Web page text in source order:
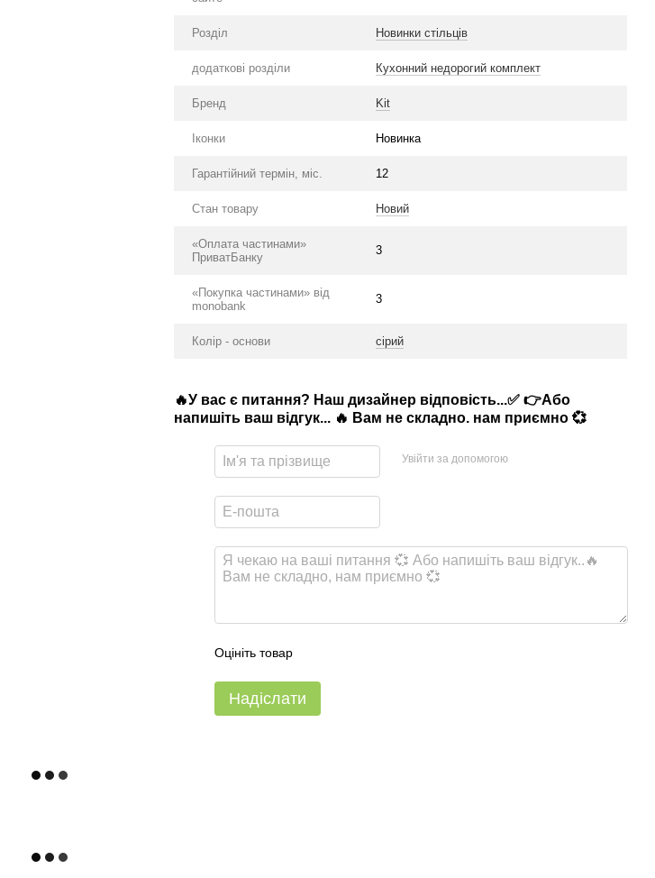
Розділ Новинки стільців
додаткові розділи Кухонний недорогий комплект
Бренд Kit
Іконки Новинка
Гарантійний термін, міс. 12
Стан товару Новий
«Оплата частинами»
ПриватБанку
3
«Покупка частинами» від
monobank
3
Колір - основи сірий
🔥У вас є питання? Наш дизайнер відповість...✅ 👉Або
напишіть ваш відгук... 🔥 Вам не складно. нам приємно 💞
Увійти за допомогою
Оцініть товар
Надіслати